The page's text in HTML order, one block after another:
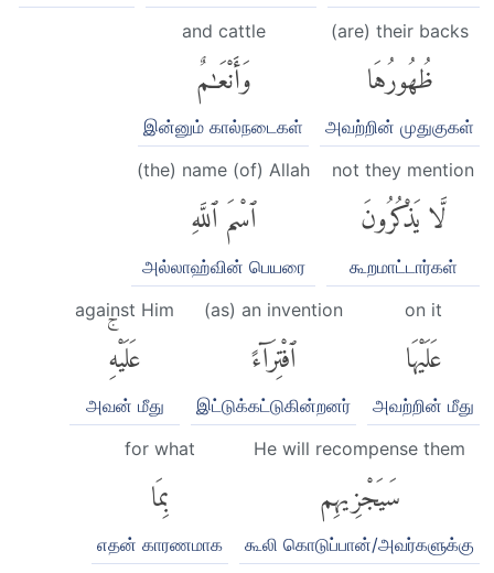
(are) their backs
ظُهُورُهَا
அவற்றின் முதுகுகள்
and cattle
وَأَنْعَٰمٌ
இன்னும் கால்நடைகள்
not they mention
لَّا يَذْكُرُونَ
கூறமாட்டார்கள்
(the) name (of) Allah
ٱسْمَ ٱللَّهِ
அல்லாஹ்வின் பெயரை
on it
عَلَيْهَا
அவற்றின் மீது
(as) an invention
ٱفْتِرَآءً
இட்டுக்கட்டுகின்றனர்
against Him
عَلَيْهِۚ
அவன் மீது
He will recompense them
سَيَجْزِيهِم
கூலி கொடுப்பான்/அவர்களுக்கு
for what
بِمَا
எதன் காரணமாக